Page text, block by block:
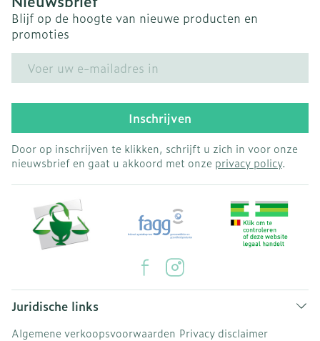
Blijf op de hoogte van nieuwe producten en
promoties
Inschrijven
Door op inschrijven te klikken, schrijft u zich in voor onze
nieuwsbrief en gaat u akkoord met onze privacy policy.
Juridische links
Algemene verkoopsvoorwaarden Privacy disclaimer